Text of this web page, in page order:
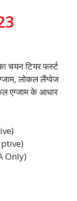
चयन टियर फर्स्ट
लोकल लैंग्वेज
एग्जाम के आधार
Only)